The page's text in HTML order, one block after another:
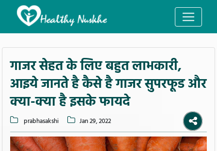
गाजर सेहत के लिए बहुत लाभकारी,
आइये जानते है कैसे है गाजर सुपरफूड और
क्या-क्या है इसके फायदे
prabhasakshi Jan 29, 2022